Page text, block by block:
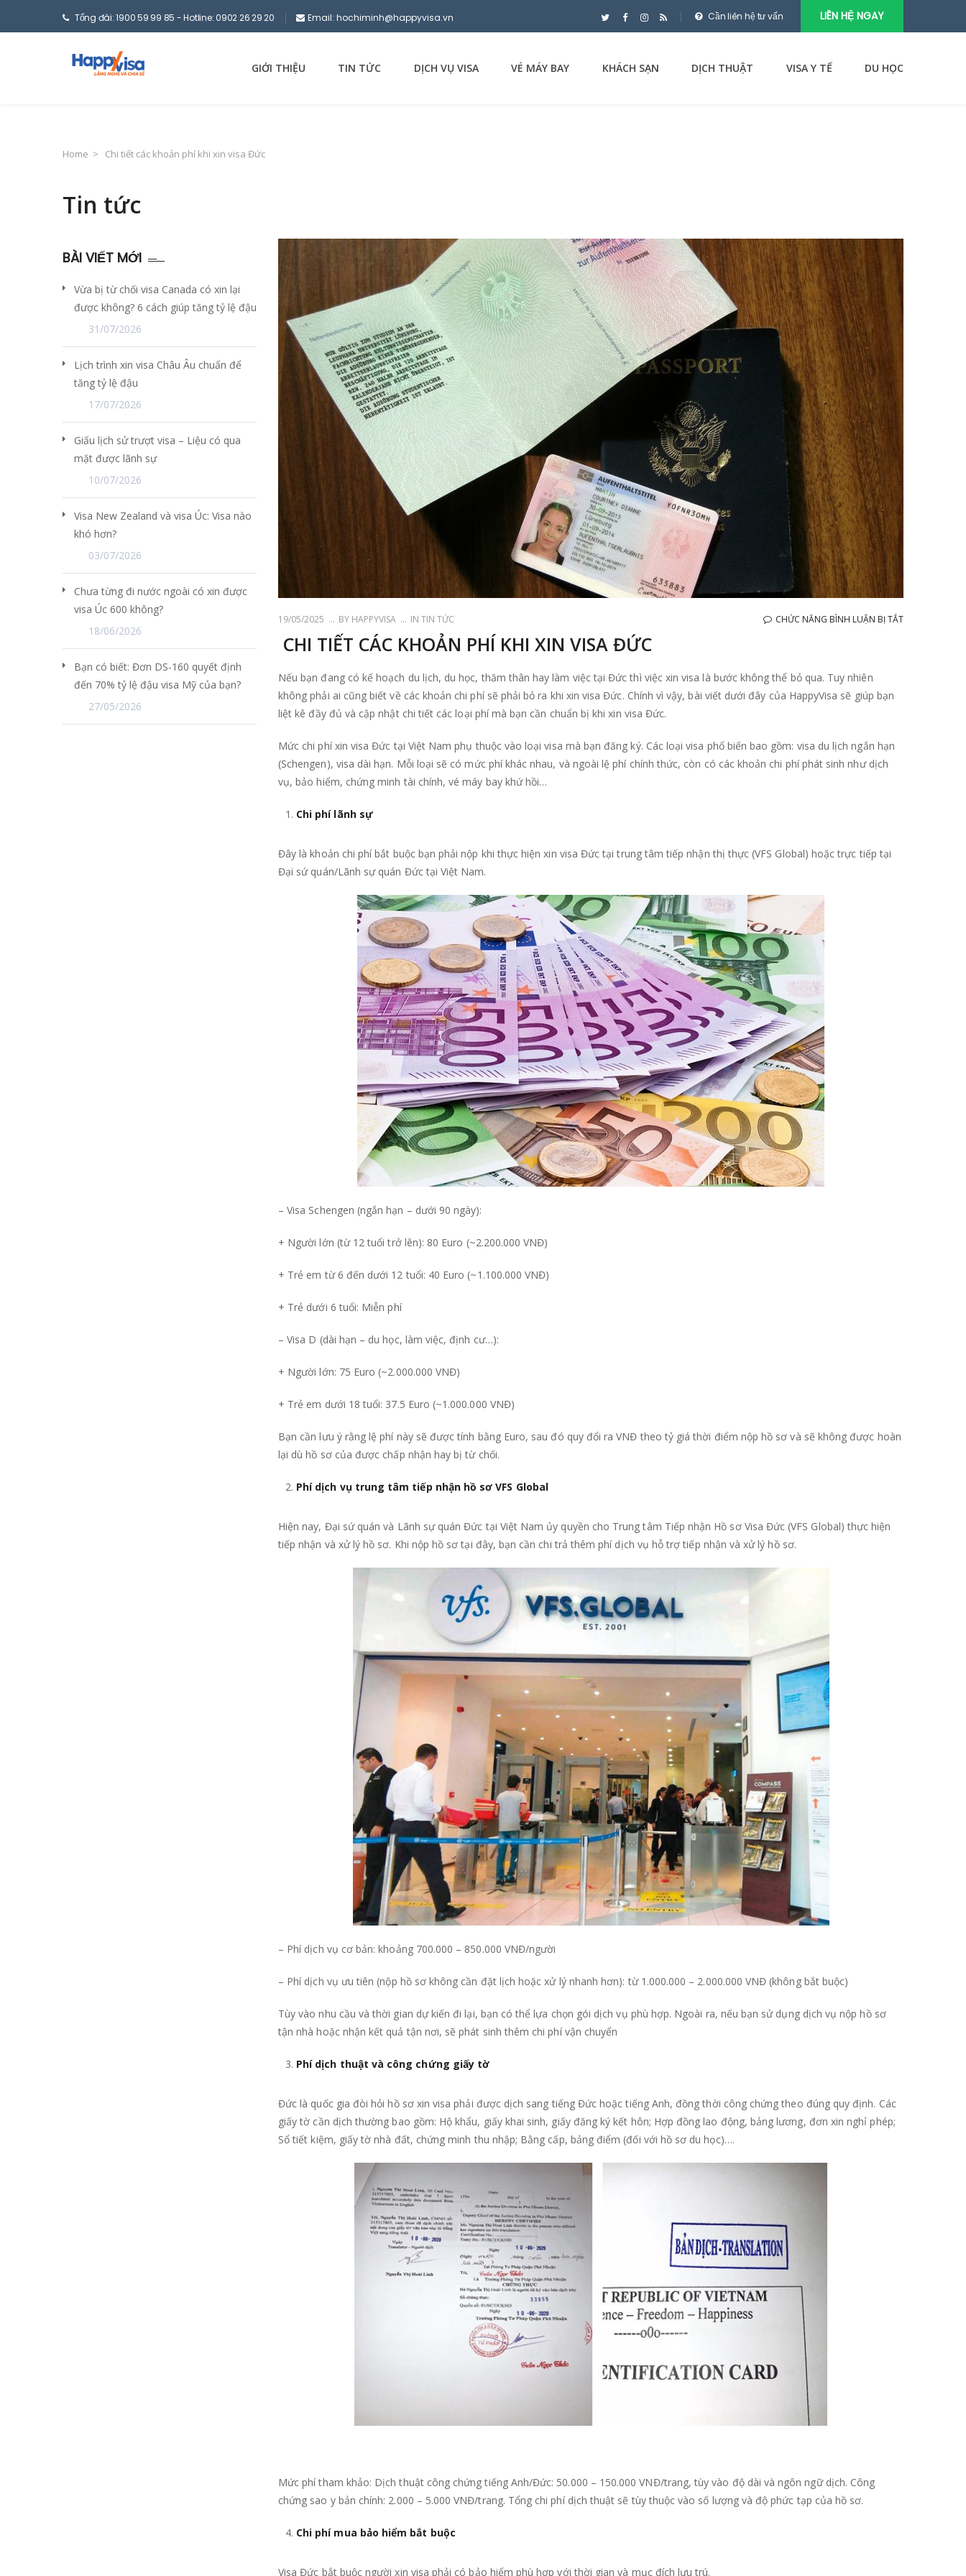
Tổng đài: 1900 59 99 85 - Hotline: 0902 26 29 20 Email: hochiminh@happyvisa.vn Cần liên hệ tư vấn LIÊN HỆ NGAY
GIỚI THIỆU TIN TỨC DỊCH VỤ VISA VÉ MÁY BAY KHÁCH SẠN DỊCH THUẬT VISA Y TẾ DU HỌC
Home > Chi tiết các khoản phí khi xin visa Đức
Tin tức
19/05/2025 BY HAPPYVISA INTIN TỨC CHỨC NĂNG BÌNH LUẬN BỊ TẮTỞ
CHI TIẾT CÁC KHOẢN PHÍ KHI XIN VISA ĐỨC
Nếu bạn đang có kế hoạch du lịch, du học, thăm thân hay làm việc tại Đức thì việc xin visa là bước không thể bỏ qua. Tuy nhiên
không phải ai cũng biết về các khoản chi phí sẽ phải bỏ ra khi xin visa Đức. Chính vì vậy, bài viết dưới đây của HappyVisa sẽ giúp bạn
liệt kê đầy đủ và cập nhật chi tiết các loại phí mà bạn cần chuẩn bị khi xin visa Đức.
Mức chi phí xin visa Đức tại Việt Nam phụ thuộc vào loại visa mà bạn đăng ký. Các loại visa phổ biến bao gồm: visa du lịch ngắn hạn
(Schengen), visa dài hạn. Mỗi loại sẽ có mức phí khác nhau, và ngoài lệ phí chính thức, còn có các khoản chi phí phát sinh như dịch
vụ, bảo hiểm, chứng minh tài chính, vé máy bay khứ hồi…
Chi phí lãnh sự
Đây là khoản chi phí bắt buộc bạn phải nộp khi thực hiện xin visa Đức tại trung tâm tiếp nhận thị thực (VFS Global) hoặc trực tiếp tại
Đại sứ quán/Lãnh sự quán Đức tại Việt Nam.
– Visa Schengen (ngắn hạn – dưới 90 ngày):
+ Người lớn (từ 12 tuổi trở lên): 80 Euro (~2.200.000 VNĐ)
+ Trẻ em từ 6 đến dưới 12 tuổi: 40 Euro (~1.100.000 VNĐ)
+ Trẻ dưới 6 tuổi: Miễn phí
– Visa D (dài hạn – du học, làm việc, định cư…):
+ Người lớn: 75 Euro (~2.000.000 VNĐ)
+ Trẻ em dưới 18 tuổi: 37.5 Euro (~1.000.000 VNĐ)
Bạn cần lưu ý rằng lệ phí này sẽ được tính bằng Euro, sau đó quy đổi ra VNĐ theo tỷ giá thời điểm nộp hồ sơ và sẽ không được hoàn
lại dù hồ sơ của được chấp nhận hay bị từ chối.
Phí dịch vụ trung tâm tiếp nhận hồ sơ VFS Global
Hiện nay, Đại sứ quán và Lãnh sự quán Đức tại Việt Nam ủy quyền cho Trung tâm Tiếp nhận Hồ sơ Visa Đức (VFS Global) thực hiện
tiếp nhận và xử lý hồ sơ. Khi nộp hồ sơ tại đây, bạn cần chi trả thêm phí dịch vụ hỗ trợ tiếp nhận và xử lý hồ sơ.
– Phí dịch vụ cơ bản: khoảng 700.000 – 850.000 VNĐ/người
– Phí dịch vụ ưu tiên (nộp hồ sơ không cần đặt lịch hoặc xử lý nhanh hơn): từ 1.000.000 – 2.000.000 VNĐ (không bắt buộc)
Tùy vào nhu cầu và thời gian dự kiến đi lại, bạn có thể lựa chọn gói dịch vụ phù hợp. Ngoài ra, nếu bạn sử dụng dịch vụ nộp hồ sơ
tận nhà hoặc nhận kết quả tận nơi, sẽ phát sinh thêm chi phí vận chuyển
Phí dịch thuật và công chứng giấy tờ
Đức là quốc gia đòi hỏi hồ sơ xin visa phải được dịch sang tiếng Đức hoặc tiếng Anh, đồng thời công chứng theo đúng quy định. Các
giấy tờ cần dịch thường bao gồm: Hộ khẩu, giấy khai sinh, giấy đăng ký kết hôn; Hợp đồng lao động, bảng lương, đơn xin nghỉ phép;
Sổ tiết kiệm, giấy tờ nhà đất, chứng minh thu nhập; Bằng cấp, bảng điểm (đối với hồ sơ du học)….
Mức phí tham khảo: Dịch thuật công chứng tiếng Anh/Đức: 50.000 – 150.000 VNĐ/trang, tùy vào độ dài và ngôn ngữ dịch. Công
chứng sao y bản chính: 2.000 – 5.000 VNĐ/trang. Tổng chi phí dịch thuật sẽ tùy thuộc vào số lượng và độ phức tạp của hồ sơ.
Chi phí mua bảo hiểm bắt buộc
Visa Đức bắt buộc người xin visa phải có bảo hiểm phù hợp với thời gian và mục đích lưu trú.
BÀI VIẾT MỚI
Vừa bị từ chối visa Canada có xin lại
được không? 6 cách giúp tăng tỷ lệ đậu
31/07/2026
Lịch trình xin visa Châu Âu chuẩn để
tăng tỷ lệ đậu
17/07/2026
Giấu lịch sử trượt visa – Liệu có qua
mặt được lãnh sự
10/07/2026
Visa New Zealand và visa Úc: Visa nào
khó hơn?
03/07/2026
Chưa từng đi nước ngoài có xin được
visa Úc 600 không?
18/06/2026
Bạn có biết: Đơn DS-160 quyết định
đến 70% tỷ lệ đậu visa Mỹ của bạn?
27/05/2026